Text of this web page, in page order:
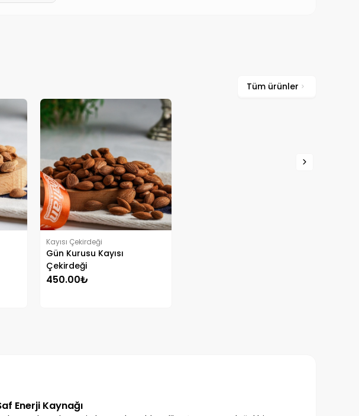
Tüm ürünler
Kayısı Çekirdeği
Gün Kurusu Kayısı
Çekirdeği
450.00₺
Enerji Kaynağı